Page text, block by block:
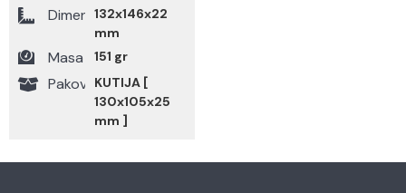
Dimenzije132x146x22
mm
Masa 151 gr
PakovanjeKUTIJA [
130x105x25
mm ]